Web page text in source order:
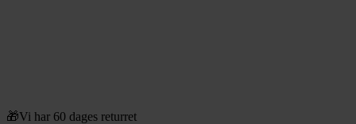
🎁Vi har 60 dages returret